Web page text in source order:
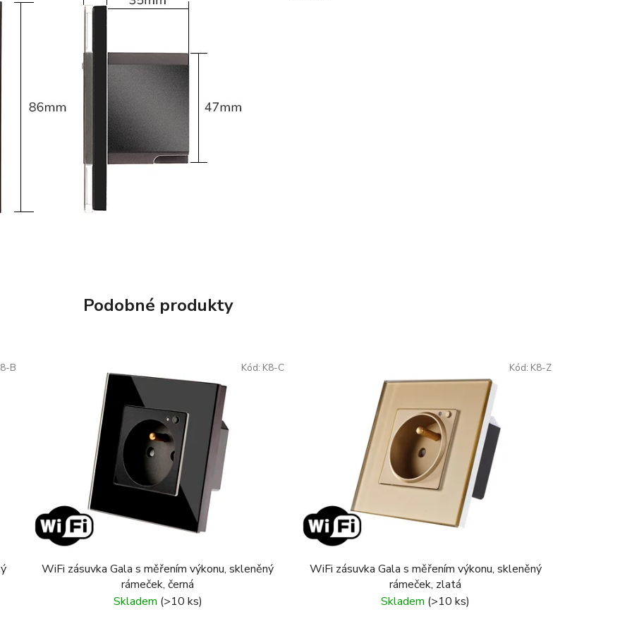
Podobné produkty
B
WiFi zásuvka Gala s měřením výkonu, skleněný
rámeček, černá
Skladem (>10 ks)
Kód: K8-C
WiFi zásuvka Gala s měřením výkonu, skleněný
rámeček, zlatá
Skladem (>10 ks)
Kód: K8-Z